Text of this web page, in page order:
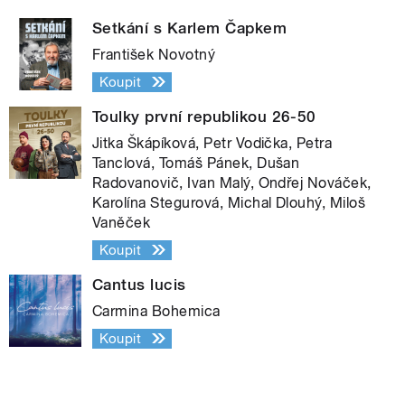
Setkání s Karlem Čapkem
František Novotný
Koupit
Toulky první republikou 26-50
Jitka Škápíková, Petr Vodička, Petra
Tanclová, Tomáš Pánek, Dušan
Radovanovič, Ivan Malý, Ondřej Nováček,
Karolína Stegurová, Michal Dlouhý, Miloš
Vaněček
Koupit
Cantus lucis
Carmina Bohemica
Koupit